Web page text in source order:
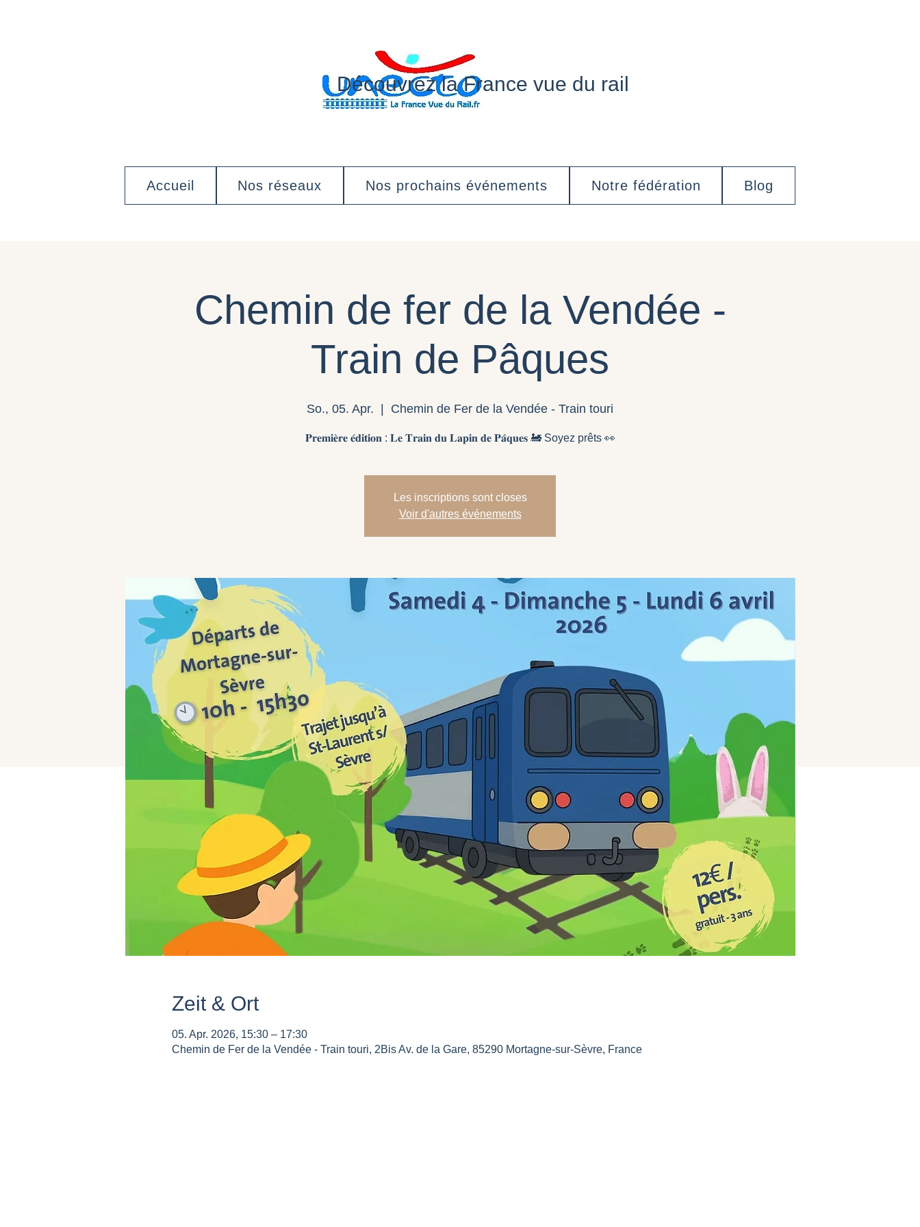
Découvrez la France vue du rail
Accueil Nos réseaux Nos prochains événements Notre fédération Blog
Chemin de fer de la Vendée -
Train de Pâques
So., 05. Apr. Chemin de Fer de la Vendée - Train touri
𝐏𝐫𝐞𝐦𝐢𝐞̀𝐫𝐞 𝐞́𝐝𝐢𝐭𝐢𝐨𝐧 : 𝐋𝐞 𝐓𝐫𝐚𝐢𝐧 𝐝𝐮 𝐋𝐚𝐩𝐢𝐧 𝐝𝐞 𝐏𝐚̂𝐪𝐮𝐞𝐬 🚂 Soyez prêts 👀
Les inscriptions sont closes
Voir d'autres événements
Zeit & Ort
05. Apr. 2026, 15:30 – 17:30
Chemin de Fer de la Vendée - Train touri, 2Bis Av. de la Gare, 85290 Mortagne-sur-Sèvre, France